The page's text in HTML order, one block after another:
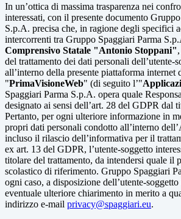
In un’ottica di massima trasparenza nei
interessati, con il presente documento
S.p.A. precisa che, in ragione degli specifici
intercorrenti tra Gruppo Spaggiari Parma
Comprensivo Statale "Antonio Stoppani"
del trattamento dei dati personali dell’utente-
all’interno della presente piattaforma internet
"PrimaVisioneWeb" (di seguito l’"
Spaggiari Parma S.p.A. opera quale
designato ai sensi dell’art. 28 del GDPR dal
Pertanto, per ogni ulteriore informazione in
propri dati personali condotto all’interno
incluso il rilascio dell’informativa per il
ex art. 13 del GDPR, l’utente-soggetto
titolare del trattamento, da intendersi quale il
scolastico di riferimento. Gruppo Spaggiari
ogni caso, a disposizione dell’utente-
eventuale ulteriore chiarimento in merito a
indirizzo e-mail privacy@spaggiari.eu.